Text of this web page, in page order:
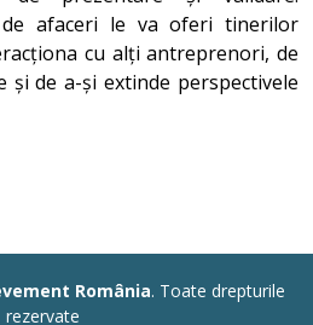
afaceri le va oferi tinerilor
cu alți antreprenori, de
și de a-și extinde perspectivele
România. Toate drepturile
rezervate